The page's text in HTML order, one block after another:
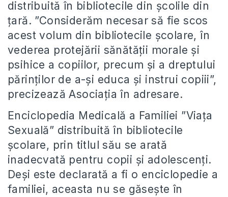
distribuită în bibliotecile din școlile din
țară. ”Considerăm necesar să fie scos
acest volum din bibliotecile școlare, în
vederea protejării sănătății morale și
psihice a copiilor, precum și a dreptului
părinților de a-și educa și instrui copiii”,
precizează Asociația în adresare.
Enciclopedia Medicală a Familiei ”Viața
Sexuală” distribuită în bibliotecile
școlare, prin titlul său se arată
inadecvată pentru copii și adolescenți.
Deși este declarată a fi o enciclopedie a
familiei, aceasta nu se găsește în